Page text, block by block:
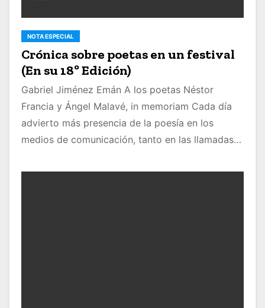
NOTA ESPECIAL
Crónica sobre poetas en un festival
(En su 18º Edición)
Gabriel Jiménez Emán A los poetas Néstor
Francia y Ángel Malavé, in memoriam Cada día
advierto más presencia de la poesía en los
medios de comunicación, tanto en las llamadas…